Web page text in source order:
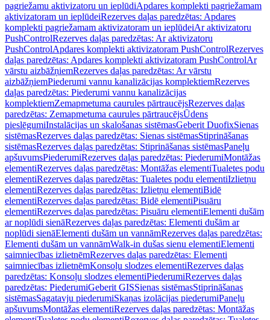
pagriežamu aktivizatoru un ieplūdiApdares komplekti pagriežamam
aktivizatoram un ieplūdeiRezerves daļas paredzētas: Apdares
komplekti pagriežamam aktivizatoram un ieplūdeiAr aktivizatoru
PushControlRezerves daļas paredzētas: Ar aktivizatoru
PushControlApdares komplekti aktivizatoram PushControlRezerves
daļas paredzētas: Apdares komplekti aktivizatoram PushControlAr
vārstu aizbāžņiemRezerves daļas paredzētas: Ar vārstu
aizbāžņiemPiederumi vannu kanalizācijas komplektiemRezerves
daļas paredzētas: Piederumi vannu kanalizācijas
komplektiemZemapmetuma caurules pārtraucējsRezerves daļas
paredzētas: Zemapmetuma caurules pārtraucējsŪdens
pieslēgumiInstalācijas un skalošanas sistēmasGeberit DuofixSienas
sistēmasRezerves daļas paredzētas: Sienas sistēmasStiprināšanas
sistēmasRezerves daļas paredzētas: Stiprināšanas sistēmasPaneļu
apšuvumsPiederumiRezerves daļas paredzētas: PiederumiMontāžas
elementiRezerves daļas paredzētas: Montāžas elementiTualetes podu
elementiRezerves daļas paredzētas: Tualetes podu elementiIzlietņu
elementiRezerves daļas paredzētas: Izlietņu elementiBidē
elementiRezerves daļas paredzētas: Bidē elementiPisuāru
elementiRezerves daļas paredzētas: Pisuāru elementiElementi dušām
ar noplūdi sienāRezerves daļas paredzētas: Elementi dušām ar
noplūdi sienāElementi dušām un vannāmRezerves daļas paredzētas:
Elementi dušām un vannāmWalk-in dušas sienu elementiElementi
saimniecības izlietnēmRezerves daļas paredzētas: Elementi
saimniecības izlietnēmKonsoļu slodzes elementiRezerves daļas
paredzētas: Konsoļu slodzes elementiPiederumiRezerves daļas
paredzētas: PiederumiGeberit GISSienas sistēmasStiprināšanas
sistēmasSagatavju piederumiSkaņas izolācijas piederumiPaneļu
apšuvumsMontāžas elementiRezerves daļas paredzētas: Montāžas